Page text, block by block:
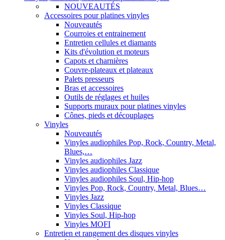
NOUVEAUTÉS
Accessoires pour platines vinyles
Nouveautés
Courroies et entrainement
Entretien cellules et diamants
Kits d'évolution et moteurs
Capots et charnières
Couvre-plateaux et plateaux
Palets presseurs
Bras et accessoires
Outils de réglages et huiles
Supports muraux pour platines vinyles
Cônes, pieds et découplages
Vinyles
Nouveautés
Vinyles audiophiles Pop, Rock, Country, Metal,
Blues,…
Vinyles audiophiles Jazz
Vinyles audiophiles Classique
Vinyles audiophiles Soul, Hip-hop
Vinyles Pop, Rock, Country, Metal, Blues…
Vinyles Jazz
Vinyles Classique
Vinyles Soul, Hip-hop
Vinyles MOFI
Entretien et rangement des disques vinyles